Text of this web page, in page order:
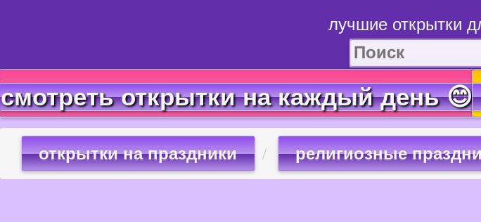
лучшие открытки
смотреть открытки на каждый день 😊
открытки на праздники религиозные